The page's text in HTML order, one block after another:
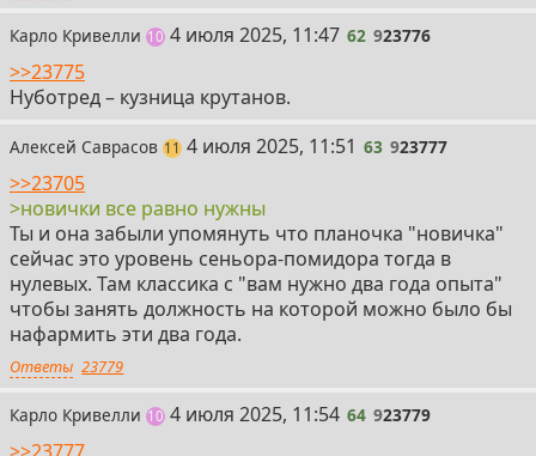
Карло Кривелли 10постов
62
4 июля 2025, 11:47 62 923776
>>23775
Нуботред – кузница крутанов.
Алексей Саврасов 11постов
63
4 июля 2025, 11:51 63 923777
>>23705
>новички все равно нужны
Ты и она забыли упомянуть что планочка "новичка"
сейчас это уровень сеньора-помидора тогда в
нулевых. Там классика с "вам нужно два года опыта"
чтобы занять должность на которой можно было бы
нафармить эти два года.
Ответы 23779
Карло Кривелли 10постов
64
4 июля 2025, 11:54 64 923779